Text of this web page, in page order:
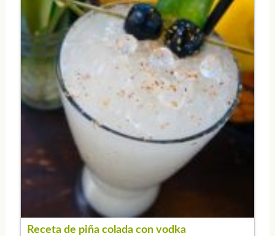
Receta de piña colada con vodka